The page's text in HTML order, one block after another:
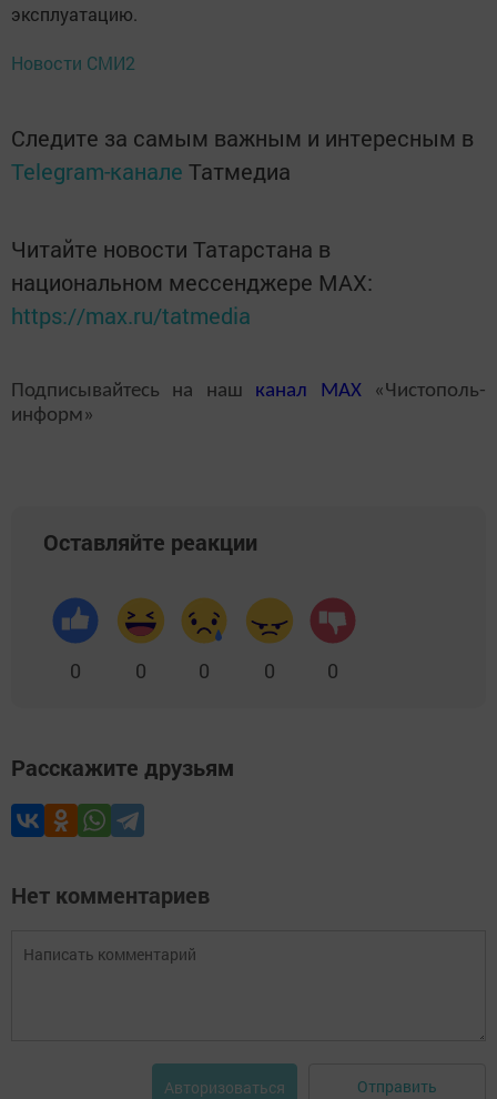
эксплуатацию.
Новости СМИ2
Следите за самым важным и интересным в
Telegram-канале Татмедиа
Читайте новости Татарстана в
национальном мессенджере MАХ:
https://max.ru/tatmedia
Подписывайтесь на наш канал MAX«Чистополь-
информ»
Оставляйте реакции
0 0 0 0 0
Расскажите друзьям
Нет комментариев
Авторизоваться Отправить